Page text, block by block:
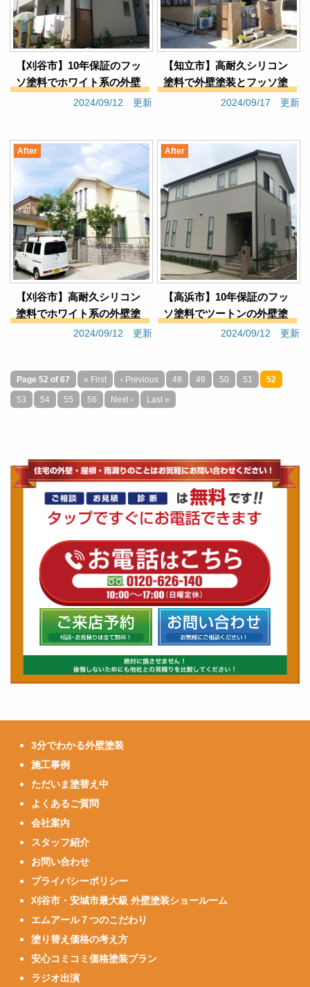
【刈谷市】10年保証のフッ
ソ塗料でホワイト系の外壁
塗装（戸建てＩ様邸）
2024/09/12 更新
【知立市】高耐久シリコン
塗料で外壁塗装とフッソ塗
料で屋根塗装（戸建てＨ様
2024/09/17 更新
【刈谷市】高耐久シリコン
塗料でホワイト系の外壁塗
装と屋根塗装（戸建てＳ様
After
2024/09/12 更新
【高浜市】10年保証のフッ
ソ塗料でツートンの外壁塗
装（戸建てＴ様邸）
After
2024/09/12 更新
Page 52 of 67 « First ‹ Previous 48 49 50 51 52
53 54 55 56 Next › Last »
3分でわかる外壁塗装
施工事例
ただいま塗替え中
よくあるご質問
会社案内
スタッフ紹介
お問い合わせ
プライバシーポリシー
刈谷市・安城市最大級 外壁塗装ショールーム
エムアール７つのこだわり
塗り替え価格の考え方
安心コミコミ価格塗装プラン
ラジオ出演